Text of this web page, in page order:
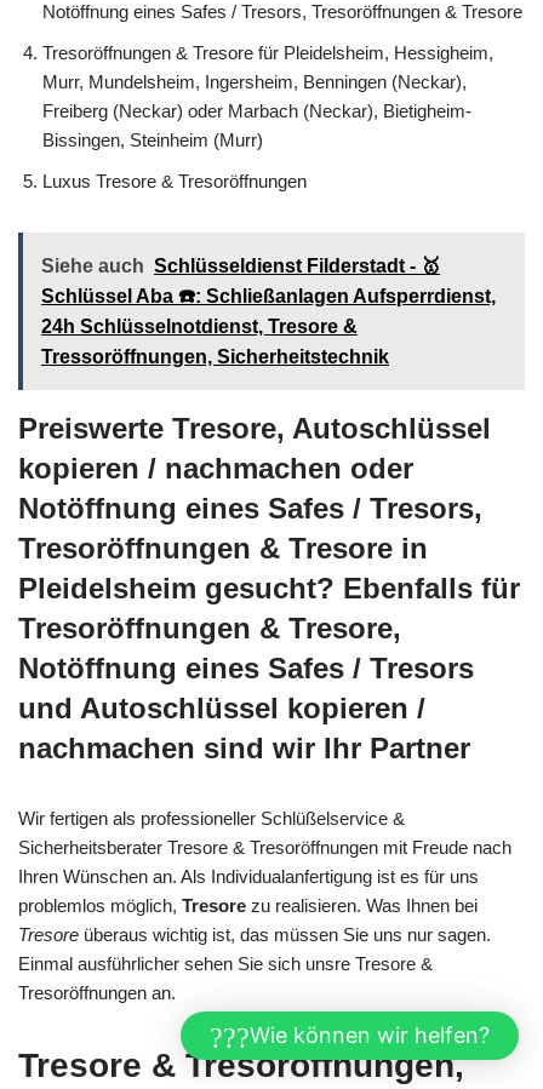
Notöffnung eines Safes / Tresors, Tresoröffnungen & Tresore
Tresoröffnungen & Tresore für Pleidelsheim, Hessigheim,
Murr, Mundelsheim, Ingersheim, Benningen (Neckar),
Freiberg (Neckar) oder Marbach (Neckar), Bietigheim-
Bissingen, Steinheim (Murr)
Luxus Tresore & Tresoröffnungen
Siehe auch Schlüsseldienst Filderstadt - 🥇
Schlüssel Aba ☎️: Schließanlagen Aufsperrdienst,
24h Schlüsselnotdienst, Tresore &
Tressoröffnungen, Sicherheitstechnik
Preiswerte Tresore, Autoschlüssel
kopieren / nachmachen oder
Notöffnung eines Safes / Tresors,
Tresoröffnungen & Tresore in
Pleidelsheim gesucht? Ebenfalls für
Tresoröffnungen & Tresore,
Notöffnung eines Safes / Tresors
und Autoschlüssel kopieren /
nachmachen sind wir Ihr Partner
Wir fertigen als professioneller Schlüßelservice &
Sicherheitsberater Tresore & Tresoröffnungen mit Freude nach
Ihren Wünschen an. Als Individualanfertigung ist es für uns
problemlos möglich, Tresore zu realisieren. Was Ihnen bei
Tresore überaus wichtig ist, das müssen Sie uns nur sagen.
Einmal ausführlicher sehen Sie sich unsre Tresore &
Tresoröffnungen an.
Tresore & Tresoröffnungen,
Wie können wir helfen?